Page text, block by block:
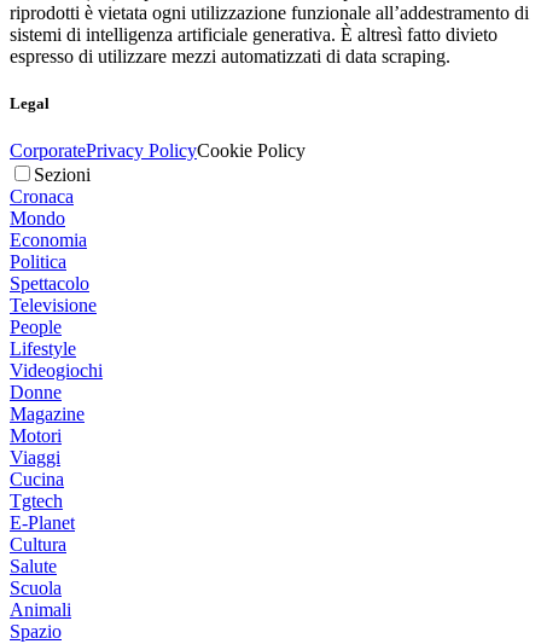
riprodotti è vietata ogni utilizzazione funzionale all’addestramento di
sistemi di intelligenza artificiale generativa. È altresì fatto divieto
espresso di utilizzare mezzi automatizzati di data scraping.
Legal
CorporatePrivacy PolicyCookie Policy
Sezioni
Cronaca
Mondo
Economia
Politica
Spettacolo
Televisione
People
Lifestyle
Videogiochi
Donne
Magazine
Motori
Viaggi
Cucina
Tgtech
E-Planet
Cultura
Salute
Scuola
Animali
Spazio